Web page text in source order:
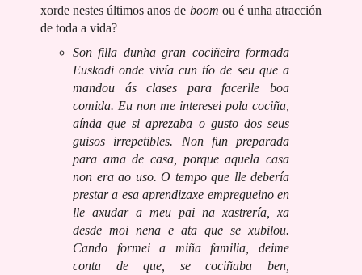
xorde nestes últimos anos de boom ou é unha atracción
de toda a vida?
Son filla dunha gran cociñeira formada
Euskadi onde vivía cun tío de seu que a
mandou ás clases para facerlle boa
comida. Eu non me interesei pola cociña,
aínda que si aprezaba o gusto dos seus
guisos irrepetibles. Non fun preparada
para ama de casa, porque aquela casa
non era ao uso. O tempo que lle debería
prestar a esa aprendizaxe empregueino en
lle axudar a meu pai na xastrería, xa
desde moi nena e ata que se xubilou.
Cando formei a miña familia, deime
conta de que, se cociñaba ben,